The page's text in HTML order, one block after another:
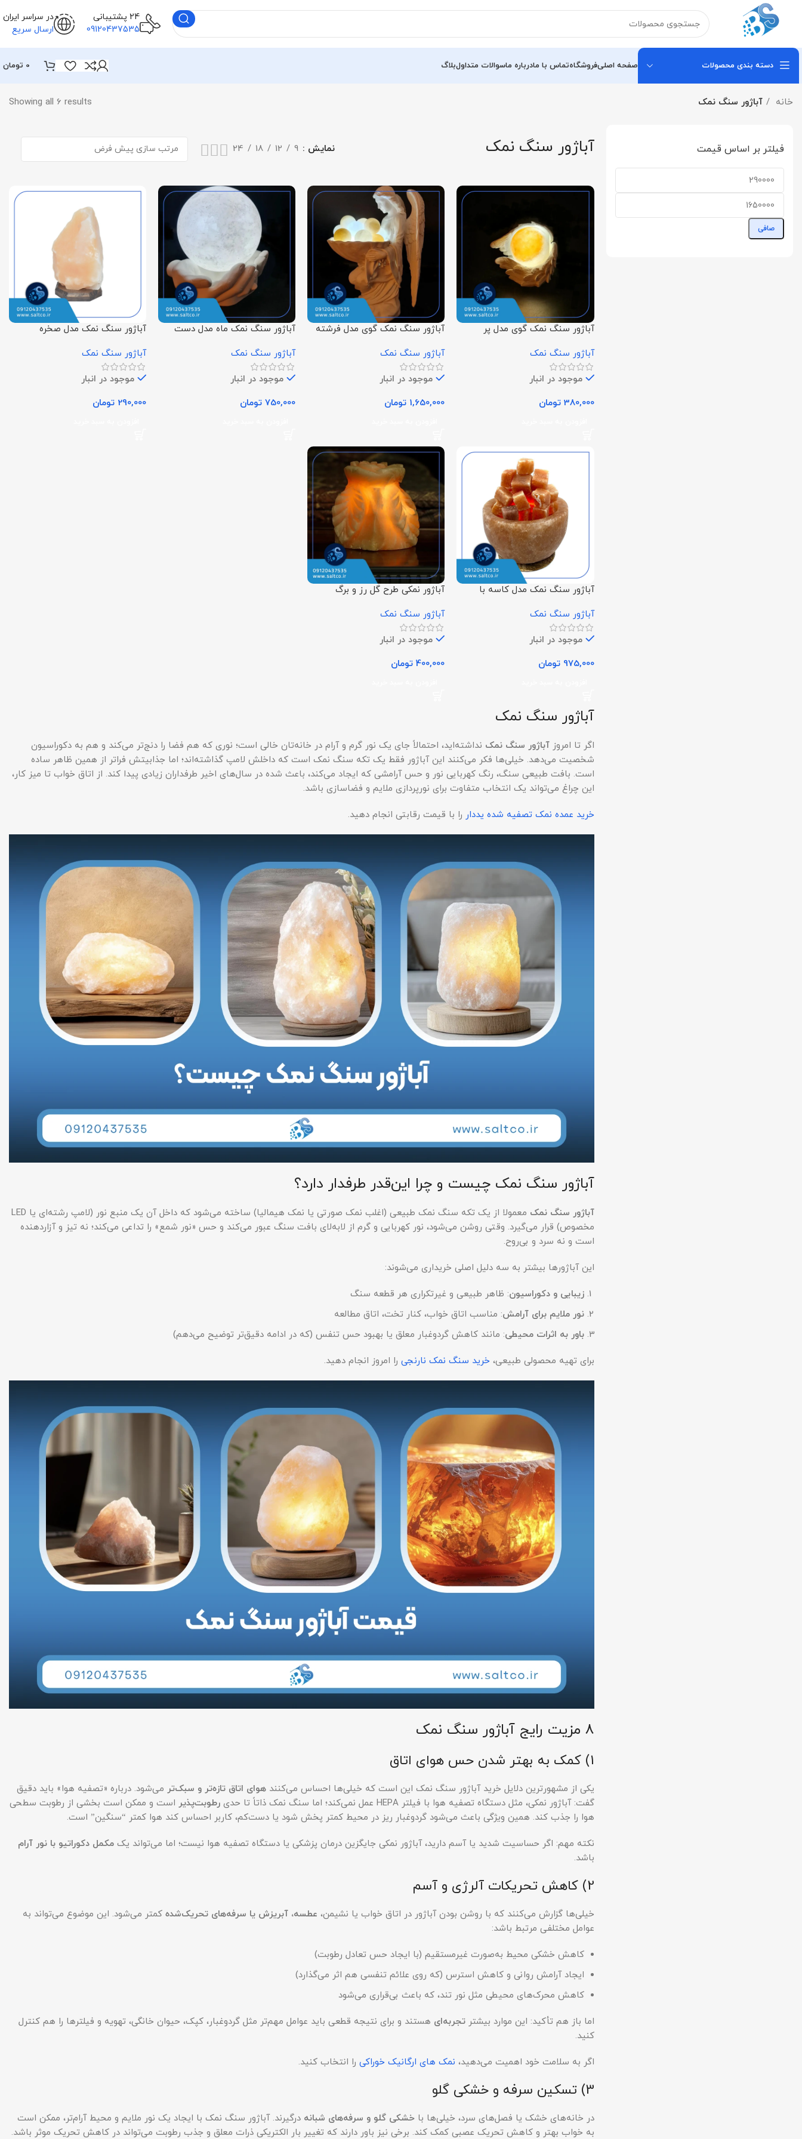
24 پشتیبانی
09120437535
در سراسر ایران
ارسال سریع
دسته بندی محصولات صفحه اصلیفروشگاهتماس با مادرباره ماسوالات متداولبلاگ 0 تومان
خانه آباژور سنگ نمک Showing all 6 results
فیلتر بر اساس قیمت
صافی
آباژور سنگ نمک نمایش 9
12
18
24
آباژور سنگ نمک گوی مدل پر
آباژور سنگ نمک
موجود در انبار
380,000 تومان
آباژور سنگ نمک گوی مدل فرشته
آباژور سنگ نمک
موجود در انبار
1,650,000 تومان
آباژور سنگ نمک ماه مدل دست
آباژور سنگ نمک
موجود در انبار
750,000 تومان
آباژور سنگ نمک مدل صخره
آباژور سنگ نمک
موجود در انبار
290,000 تومان
آباژور سنگ نمک مدل کاسه با
آباژور سنگ نمک
موجود در انبار
975,000 تومان
آباژور نمکی طرح گل رز و برگ
آباژور سنگ نمک
موجود در انبار
400,000 تومان
آباژور سنگ نمک
اگر تا امروزآباژور سنگ نمک نداشته‌اید، احتمالاً جای یک نور گرم و آرام در خانه‌تان خالی است؛ نوری که هم فضا را دنج‌تر می‌کند و هم به دکوراسیون
شخصیت می‌دهد. خیلی‌ها فکر می‌کنند این آباژور فقط یک تکه سنگ نمک است که داخلش لامپ گذاشته‌اند؛ اما جذابیتش فراتر از همین ظاهر ساده
است. بافت طبیعی سنگ، رنگ کهربایی نور و حس آرامشی که ایجاد می‌کند، باعث شده در سال‌های اخیر طرفداران زیادی پیدا کند. از اتاق خواب تا میز کار،
این چراغ می‌تواند یک انتخاب متفاوت برای نورپردازی ملایم و فضاسازی باشد.
خرید عمده نمک تصفیه شده یددار را با قیمت رقابتی انجام دهید.
آباژور سنگ نمک چیست و چرا این‌قدر طرفدار دارد؟
آباژور سنگ نمک
معمولا از یک تکه سنگ نمک طبیعی (اغلب نمک صورتی یا نمک هیمالیا) ساخته می‌شود که داخل آن یک منبع نور (لامپ رشته‌ای یا LED
مخصوص) قرار می‌گیرد. وقتی روشن می‌شود، نور کهربایی و گرم از لابه‌لای بافت سنگ عبور می‌کند و حس «نور شمع» را تداعی می‌کند؛ نه تیز و آزاردهنده
است و نه سرد و بی‌روح.
این آباژورها بیشتر به سه دلیل اصلی خریداری می‌شوند:
زیبایی و دکوراسیون: ظاهر طبیعی و غیرتکراری هر قطعه سنگ
نور ملایم برای آرامش: مناسب اتاق خواب، کنار تخت، اتاق مطالعه
باور به اثرات محیطی: مانند کاهش گردوغبار معلق یا بهبود حس تنفس (که در ادامه دقیق‌تر توضیح می‌دهم)
برای تهیه محصولی طبیعی، خرید سنگ نمک نارنجی را امروز انجام دهید.
۸ مزیت رایج آباژور سنگ نمک
1) کمک به بهتر شدن حس هوای اتاق
یکی از مشهورترین دلایل خرید آباژور سنگ نمک این است که خیلی‌ها احساس می‌کنندهوای اتاق تازه‌تر و سبک‌تر می‌شود. درباره «تصفیه هوا» باید دقیق
گفت: آباژور نمکی، مثل دستگاه تصفیه هوا با فیلتر HEPA عمل نمی‌کند؛ اما سنگ نمک ذاتاً تا حدی
رطوبت‌پذیر است و ممکن است بخشی از رطوبت سطحی
هوا را جذب کند. همین ویژگی باعث می‌شود گردوغبار ریز در محیط کمتر پخش شود یا دست‌کم، کاربر احساس کند هوا کمتر “سنگین” است.
نکته مهم: اگر حساسیت شدید یا آسم دارید، آباژور نمکی جایگزین درمان پزشکی یا دستگاه تصفیه هوا نیست؛ اما می‌تواند یکمکمل دکوراتیو با نور آرام
باشد.
2) کاهش تحریکات آلرژی و آسم
خیلی‌ها گزارش می‌کنند که با روشن بودن آباژور در اتاق خواب یا نشیمن، عطسه، آبریزش یا سرفه‌های تحریک‌شده کمتر می‌شود. این موضوع می‌تواند به
عوامل مختلفی مرتبط باشد:
کاهش خشکی محیط به‌صورت غیرمستقیم (با ایجاد حس تعادل رطوبت)
ایجاد آرامش روانی و کاهش استرس (که روی علائم تنفسی هم اثر می‌گذارد)
کاهش محرک‌های محیطی مثل نور تند، که باعث بی‌قراری می‌شود
اما باز هم تأکید: این موارد بیشترتجربه‌ای هستند و برای نتیجه قطعی باید عوامل مهم‌تر مثل گردوغبار، کپک، حیوان خانگی، تهویه و فیلترها را هم کنترل
کنید.
اگر به سلامت خود اهمیت می‌دهید، نمک های ارگانیک خوراکی را انتخاب کنید.
3) تسکین سرفه و خشکی گلو
در خانه‌های خشک یا فصل‌های سرد، خیلی‌ها باخشکی گلو و سرفه‌های شبانه درگیرند. آباژور سنگ نمک با ایجاد یک نور ملایم و محیط آرام‌تر، ممکن است
به خواب بهتر و کاهش تحریک عصبی کمک کند. برخی نیز باور دارند که تغییر بار الکتریکی ذرات معلق و جذب رطوبت می‌تواند در کاهش تحریک موثر باشد.